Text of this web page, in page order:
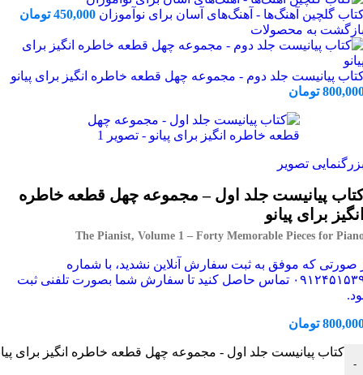
گلچین آهنگ‌ها - آهنگ‌های آسان برای نوآموزان 450,000 تومان
به محصولات
پیانیست جلد دوم - مجموعه چهل قطعه خاطره انگیز برای پیانو
تومان
تصویر
پیانیست جلد اول – مجموعه چهل قطعه خاطره
برای پیانو
The Pianist, Volume 1 – Forty Memorable Pieces for
صورتی که موفق به ثبت سفارش آنلاین نشدید، با شماره
۰۹۱۲۴۵۱۵۳۹۶ تماس حاصل کنید تا سفارش شما بصورت تلفنی ثبت
تومان
-
کتاب پیانیست جلد اول - مجموعه چهل قطعه خاطره انگیز برای